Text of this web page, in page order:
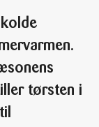
tørsten i